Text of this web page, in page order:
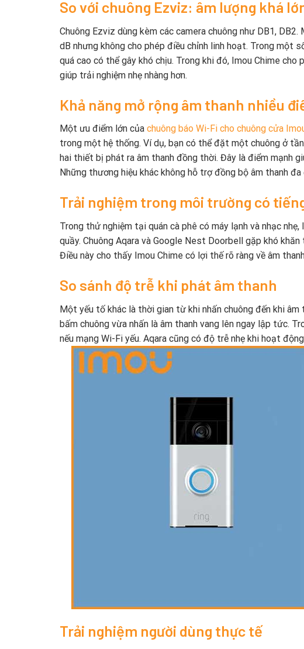
So với chuông Ezviz: âm lượng khá
Chuông Ezviz dùng kèm các camera chuông như DB1,
dB nhưng không cho phép điều chỉnh linh hoạt. Trong một
quá cao có thể gây khó chịu. Trong khi đó, Imou Chime
giúp trải nghiệm nhẹ nhàng hơn.
Khả năng mở rộng âm thanh nhiều
Một ưu điểm lớn của chuông báo Wi-Fi cho chuông cửa
trong một hệ thống. Ví dụ, bạn có thể đặt một chuông ở
hai thiết bị phát ra âm thanh đồng thời. Đây là điểm mạnh
Những thương hiệu khác không hỗ trợ đồng bộ âm thanh
Trải nghiệm trong môi trường có
Trong thử nghiệm tại quán cà phê có máy lạnh và nhạc
quầy. Chuông Aqara và Google Nest Doorbell gặp khó
Điều này cho thấy Imou Chime có lợi thế rõ ràng về âm
So sánh độ trễ khi phát âm thanh
Một yếu tố khác là thời gian từ khi nhấn chuông đến khi
bấm chuông vừa nhấn là âm thanh vang lên ngay lập tức.
nếu mạng Wi-Fi yếu. Aqara cũng có độ trễ nhẹ khi hoạt
Trải nghiệm người dùng thực tế